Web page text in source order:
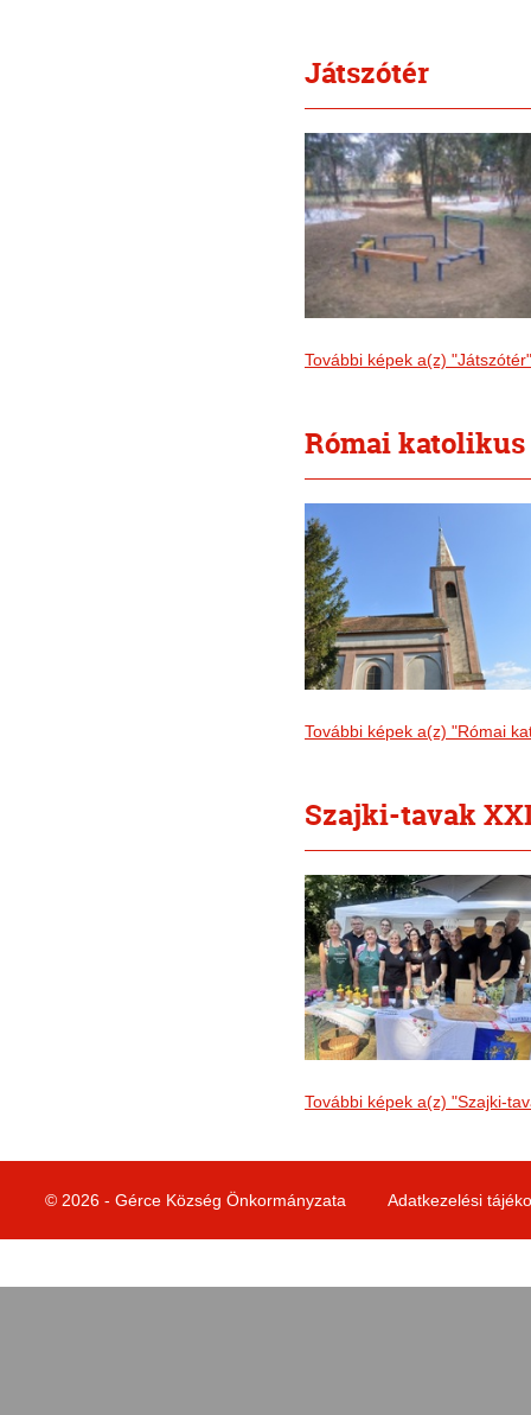
Játszótér
További képek a(z)
Római
További képek a(z) "Római
Szajki-tavak
További képek a(z) "Szajki-
© 2026 - Gérce Község Önkormányzata Adatkezelési